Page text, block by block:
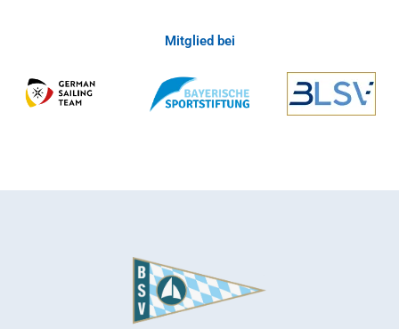
Mitglied bei